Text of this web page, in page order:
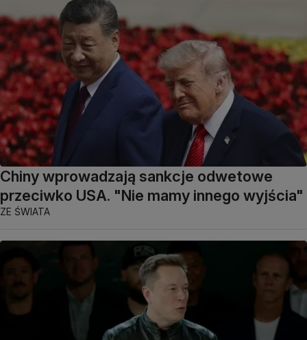
Chiny wprowadzają sankcje odwetowe
przeciwko USA. "Nie mamy innego wyjścia"
ZE ŚWIATA